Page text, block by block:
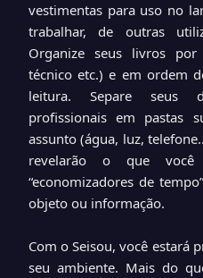
vestimentas para uso no
trabalhar, de outras
Organize seus livros por
técnico etc.) e em ordem
leitura. Separe seus
profissionais em pastas
assunto (água, luz,
revelarão o que
“economizadores de
objeto ou informação.
Com o Seisou, você estará
seu ambiente. Mais do